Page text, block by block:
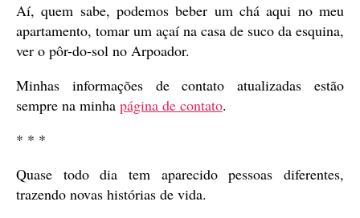
Aí, quem sabe, podemos beber um chá aqui no meu
apartamento, tomar um açaí na casa de suco da esquina,
ver o pôr-do-sol no Arpoador.
Minhas informações de contato atualizadas estão
sempre na minha página de contato.
* * *
Quase todo dia tem aparecido pessoas diferentes,
trazendo novas histórias de vida.